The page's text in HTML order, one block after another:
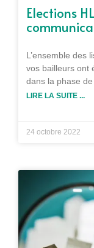
Elections
L’ensemble des
vos bailleurs ont
dans la phase
LIRE LA SUITE ...
24 octobre 2022